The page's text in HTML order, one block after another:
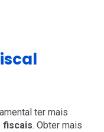
ter mais
fiscais. Obter mais